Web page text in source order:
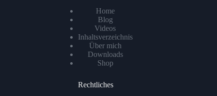
Home
Blog
Videos
Inhaltsverzeichnis
Über mich
Downloads
Shop
Rechtliches